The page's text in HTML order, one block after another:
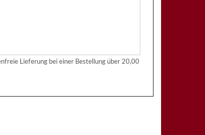
Lieferung bei einer Bestellung über 20,00